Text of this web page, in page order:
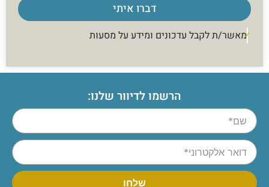
מאשר/ת לקבל עדכונים ומידע על מסעות
דברו איתי
הרשמו לדיוור שלנו: